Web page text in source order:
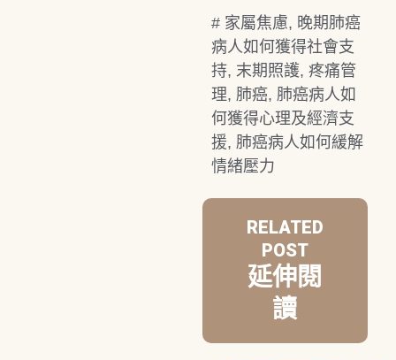
# 家屬焦慮, 晚期肺癌
病人如何獲得社會支
持, 末期照護, 疼痛管
理, 肺癌, 肺癌病人如
何獲得心理及經濟支
援, 肺癌病人如何緩解
情緒壓力
RELATED
POST
延伸閱
讀